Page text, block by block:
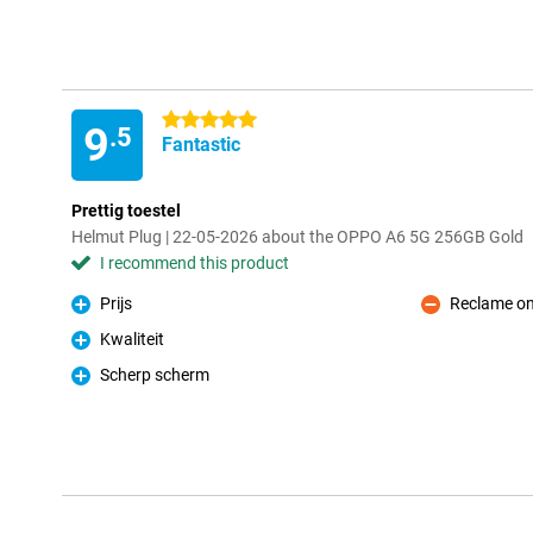
9.5
5 stars
Fantastic
Prettig toestel
Helmut Plug | 22-05-2026 about the OPPO A6 5G 256GB Gold
I recommend this product
Pro
Prijs
Pro
Kwaliteit
Pro
Scherp scherm
Con
Reclame